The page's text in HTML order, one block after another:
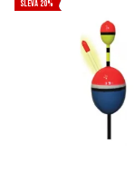
SLEVA 20%